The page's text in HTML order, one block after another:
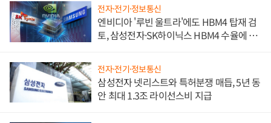
전자·전기·정보통신
엔비디아 '루빈 울트라'에도 HBM4 탑재 검
토, 삼성전자·SK하이닉스 HBM4 수율에 주
전자·전기·정보통신
삼성전자 넷리스트와 특허분쟁 매듭, 5년 동
안 최대 1.3조 라이선스비 지급